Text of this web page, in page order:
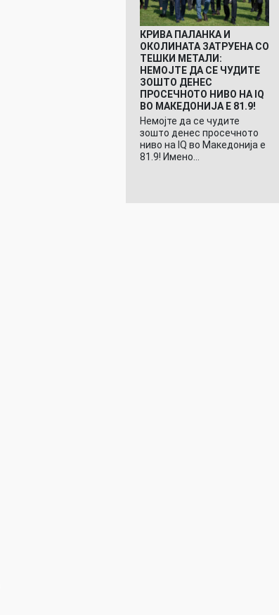
КРИВА ПАЛАНКА И
ОКОЛИНАТА ЗАТРУЕНА СО
ТЕШКИ МЕТАЛИ:
НЕМОЈТЕ ДА СЕ ЧУДИТЕ
ЗОШТО ДЕНЕС
ПРОСЕЧНОТО НИВО НА IQ
ВО МАКЕДОНИЈА Е 81.9!
Немојте да се чудите
зошто денес просечното
ниво на IQ во Македонија е
81.9! Имено…